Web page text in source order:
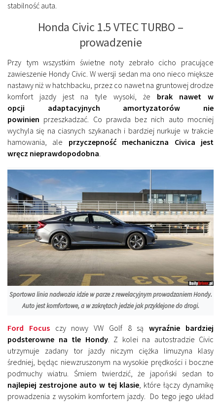
stabilność auta.
Honda Civic 1.5 VTEC TURBO –
prowadzenie
Przy tym wszystkim świetne noty zebrało cicho pracujące
zawieszenie Hondy Civic. W wersji sedan ma ono nieco miększe
nastawy niż w hatchbacku, przez co nawet na gruntowej drodze
komfort jazdy jest na tyle wysoki, że brak nawet w
opcji adaptacyjnych amortyzatorów nie
powinien przeszkadzać. Co prawda bez nich auto mocniej
wychyla się na ciasnych szykanach i bardziej nurkuje w trakcie
hamowania, ale przyczepność mechaniczna Civica jest
wręcz nieprawdopodobna.
Sportowa linia nadwozia idzie w parze z rewelacyjnym prowadzaniem Hondy.
Auto jest komfortowe, a w zakrętach jedzie jak przyklejone do drogi.
Ford Focusczy nowy VW Golf 8 sąwyraźnie bardziej
podsterowne na tle Hondy. Z kolei na autostradzie Civic
utrzymuje zadany tor jazdy niczym ciężka limuzyna klasy
średniej, będąc niewzruszonym na wysokie prędkości i boczne
podmuchy wiatru. Śmiem twierdzić, że japoński sedan to
najlepiej zestrojone auto w tej klasie, które łączy dynamikę
prowadzenia z wysokim komfortem jazdy. Do tego jego układ